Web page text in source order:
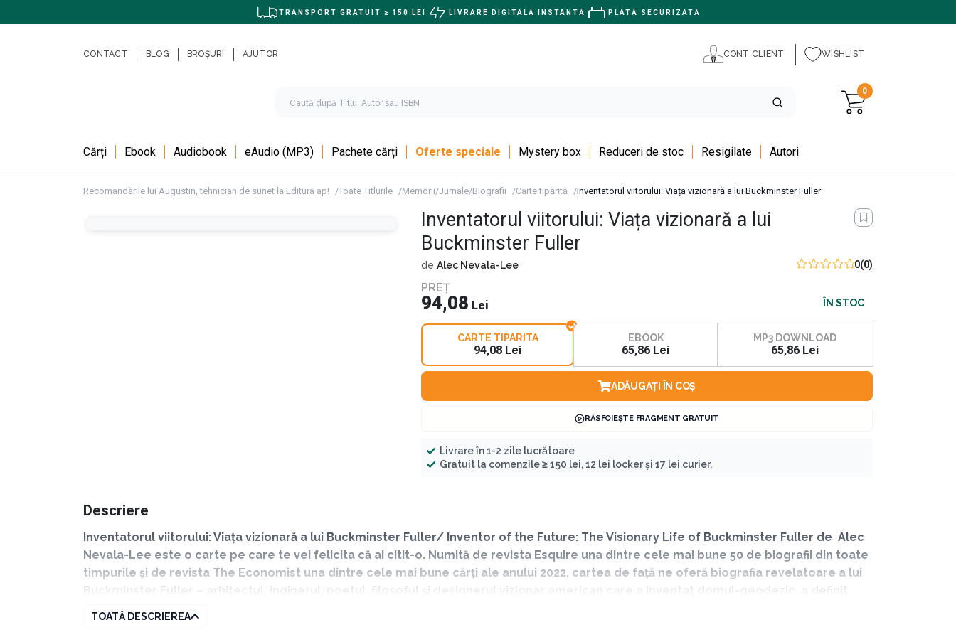
TRANSPORT GRATUIT ≥ 150 LEI LIVRARE DIGITALĂ INSTANTĂ PLATĂ SECURIZATĂ
CONTACT BLOG BROȘURI AJUTOR CONT CLIENT WISHLIST
0
Cărți Ebook Audiobook eAudio (MP3) Pachete cărți Oferte speciale Mystery box Reduceri de stoc Resigilate Autori
Recomandările lui Augustin, tehnician de sunet la Editura ap! Toate Titlurile Memorii/Jurnale/Biografii Carte tipărită Inventatorul viitorului: Viața vizionară a lui Buckminster Fuller
Inventatorul viitorului: Viața vizionară a lui
Buckminster Fuller
de Alec Nevala-Lee 0(0)
PREȚ
94,08 Lei ÎN STOC
CARTE TIPARITA
94,08 Lei
EBOOK
65,86 Lei
MP3 DOWNLOAD
65,86 Lei
ADĂUGAȚI ÎN COȘ
RĂSFOIEȘTE FRAGMENT GRATUIT
Livrare în 1-2 zile lucrătoare
Gratuit la comenzile ≥ 150 lei, 12 lei locker și 17 lei curier.
Descriere
Inventatorul viitorului: Viața vizionară a lui Buckminster Fuller/ Inventor of the Future: The Visionary Life of Buckminster Fuller de Alec
Nevala-Lee este o carte pe care te vei felicita că ai citit-o. Numită de revista Esquire una dintre cele mai bune 50 de biografii din toate
timpurile și de revista The Economist una dintre cele mai bune cărți ale anului 2022, cartea de față ne oferă biografia revelatoare a lui
Buckminster Fuller – arhitectul, inginerul, poetul, filosoful și designerul vizionar american care a inventat domul-geodezic, a definit
regulile culturii startup-urilor și a profilat ideea Americii despre viitor. Buckminster Fuller este recunoscut drept unul dintre cele mai
TOATĂ DESCRIEREA